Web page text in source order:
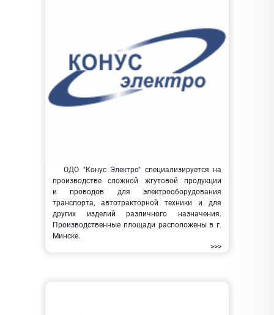
ОДО "Конус Электро" специализируется на
производстве сложной жгутовой продукции
и проводов для электрооборудования
транспорта, автотракторной техники и для
других изделий различного назначения.
Производственные площади расположены в г.
Минске.
>>>